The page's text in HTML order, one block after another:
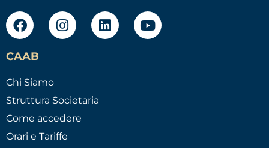
CAAB
Chi Siamo
Struttura Societaria
Come accedere
Orari e Tariffe